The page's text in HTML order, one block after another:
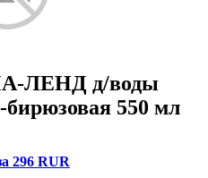
ЛЕНД д/воды
550 мл
296 RUR